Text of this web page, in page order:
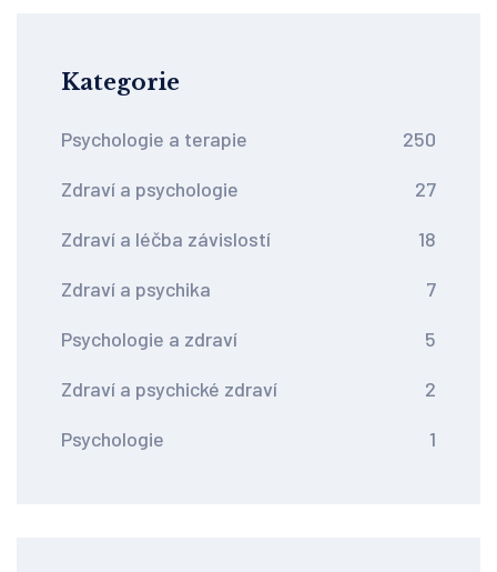
Kategorie
Psychologie a terapie 250
Zdraví a psychologie 27
Zdraví a léčba závislostí 18
Zdraví a psychika 7
Psychologie a zdraví 5
Zdraví a psychické zdraví 2
Psychologie 1